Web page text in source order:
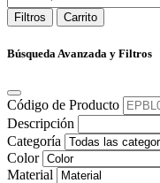
Filtros Carrito
Búsqueda Avanzada y Filtros
Código de Producto
Descripción
Categoría
Color
Material